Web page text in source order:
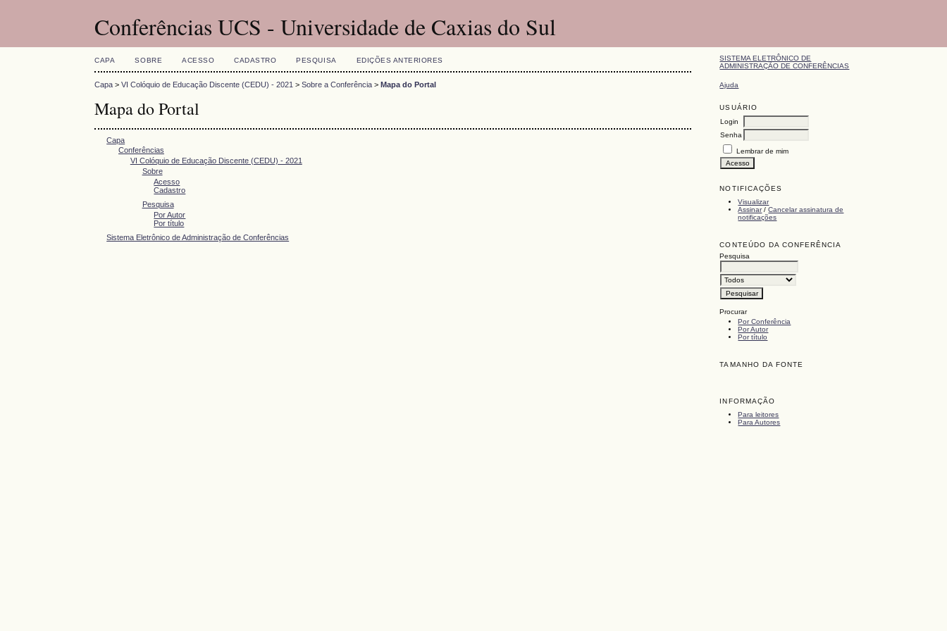
Conferências UCS - Universidade de Caxias do Sul
SISTEMA ELETRÔNICO DE
ADMINISTRAÇÃO DE CONFERÊNCIAS
Ajuda
USUÁRIO
Login
Senha
Lembrar de mim
NOTIFICAÇÕES
Visualizar
Assinar/Cancelar assinatura de
notificações
CONTEÚDO DA CONFERÊNCIA
Pesquisa
Procurar
Por Conferência
Por Autor
Por título
TAMANHO DA FONTE
INFORMAÇÃO
Para leitores
Para Autores
CAPA SOBRE ACESSO CADASTRO PESQUISA EDIÇÕES ANTERIORES
Capa >VI Colóquio de Educação Discente (CEDU) - 2021 >Sobre a Conferência >Mapa do Portal
Mapa do Portal
Capa
Conferências
VI Colóquio de Educação Discente (CEDU) - 2021
Sobre
Acesso
Cadastro
Pesquisa
Por Autor
Por título
Sistema Eletrônico de Administração de Conferências